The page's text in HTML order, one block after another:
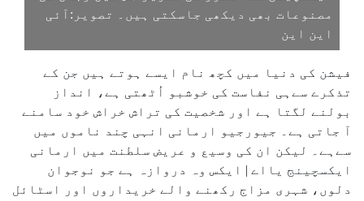
مصنوعات بھی دیکھی جاسکتی ہیں۔ تصویر:آئی
این این
فیشن کی دنیا میں کچھ نام ایسے ہوتے ہیں جن کے
تذکرے سےہی نفاست کی خوشبو اُٹھتی ہے، انداز
بولنے لگتا ہے اور شخصیت کی تراش خراش خود سامنے
آ جاتی ہے۔ جیورجیو ارمانی انہی چند ناموں میں
سےہے۔ لیکن ان کی وسیع و عریض سلطنت میں ارمانی
ایکسچینج یااے | ایکس وہ دروازہ ہے جو نوجوان
دلوں، شہری مزاج رکھنے والے خریداروں اور اسٹائل